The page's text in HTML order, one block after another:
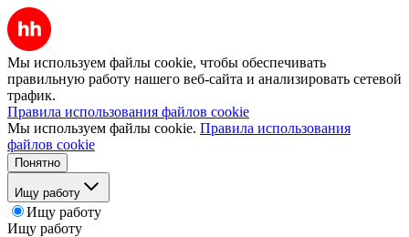
Мы используем файлы cookie, чтобы обеспечивать
правильную работу нашего веб-сайта и анализировать сетевой
трафик.
Правила использования файлов cookie
Мы используем файлы cookie. Правила использования
файлов cookie
Понятно
Ищу работу
Ищу работу
Ищу работу